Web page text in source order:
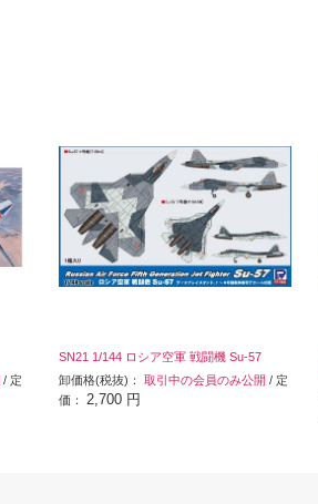
/ 定
SN21 1/144 ロシア空軍 戦闘機 Su-57
卸価格(税抜)： 取引中の会員のみ公開 / 定
価： 2,700 円